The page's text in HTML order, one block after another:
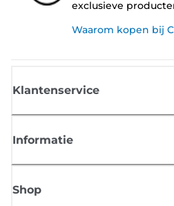
exclusieve
Waarom kopen bij
Klantenservice
Informatie
Shop